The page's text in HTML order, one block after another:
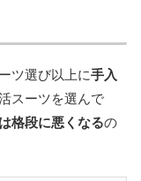
ツ選び以上に手入
スーツを選んで
格段に悪くなるの